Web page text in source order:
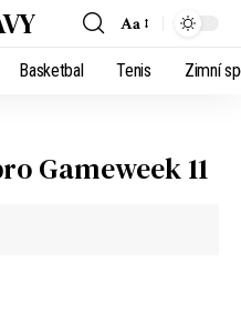
Aa
Basketbal Tenis Zimní
Gameweek 11